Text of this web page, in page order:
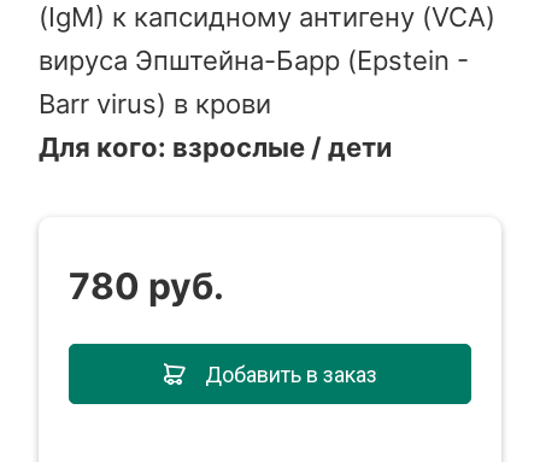
(IgM) к капсидному антигену (VCA)
вируса Эпштейна-Барр (Epstein -
Barr virus) в крови
Для кого: взрослые / дети
780 руб.
Добавить в заказ